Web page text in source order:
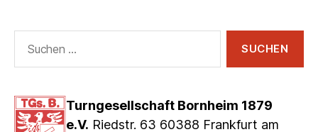
Turngesellschaft Bornheim 1879
e.V. Riedstr. 63 60388 Frankfurt am
nach: